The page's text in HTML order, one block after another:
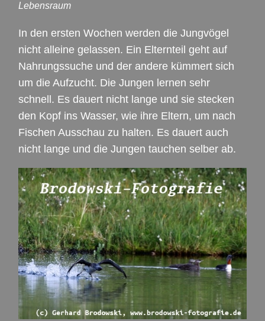
Lebensraum
In den ersten Wochen werden die Jungvögel
nicht alleine gelassen. Ein Elternteil geht auf
Nahrungssuche und der andere kümmert sich
um die Aufzucht. Die Jungen lernen sehr
schnell. Es dauert nicht lange und sie stecken
den Kopf ins Wasser, wie ihre Eltern, um nach
Fischen Ausschau zu halten. Es dauert auch
nicht lange und die Jungen tauchen selber ab.